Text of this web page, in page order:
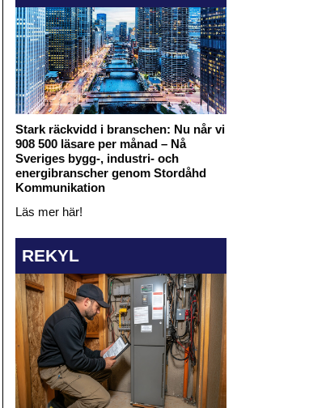
Stark räckvidd i branschen: Nu når vi
908 500 läsare per månad – Nå
Sveriges bygg-, industri- och
energibranscher genom Stordåhd
Kommunikation
Läs mer här!
REKYL